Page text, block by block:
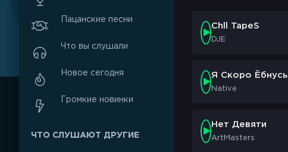
Chll TapeS
DJE
Я Скоро Ёбнусь
Native
Нет Девяти
ArtMasters
Пацанские песни
Что вы слушали
Новое сегодня
Громкие новинки
ЧТО СЛУШАЮТ ДРУГИЕ